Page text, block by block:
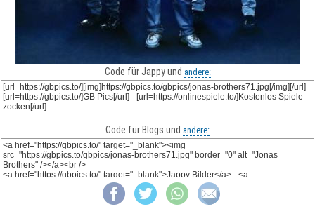
Code für Jappy und andere:
Code für Blogs und andere: